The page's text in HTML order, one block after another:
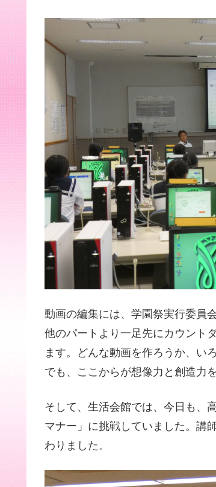
動画の編集には、学園祭実行委員
他のパートより一足先にカウント
ます。どんな動画を作ろうか、い
でも、ここからが想像力と創造力
そして、生活会館では、今日も、
マナー」に挑戦していました。講
わりました。